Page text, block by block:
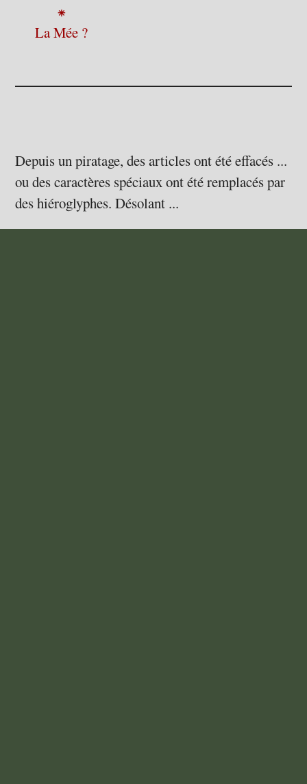
⁕
La Mée ?
Depuis un piratage, des articles ont été effacés ...
ou des caractères spéciaux ont été remplacés par
des hiéroglyphes. Désolant ...